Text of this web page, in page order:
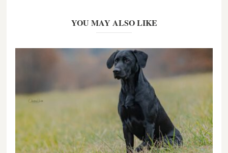
YOU MAY ALSO LIKE